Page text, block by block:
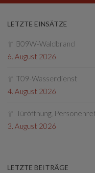
LETZTE EINSÄTZE
B09W-Waldbrand
6. August 2026
T09-Wasserdienst
4. August 2026
Türöffnung,
3. August 2026
LETZTE BEITRÄGE